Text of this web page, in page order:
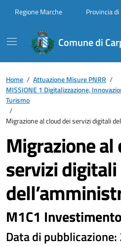
Regione Marche Provincia
Comune di
Home / Attuazione Misure PNRR /
MISSIONE 1 Digitalizzazione,
Turismo
/
Migrazione al cloud dei servizi digitali
Migrazione al
servizi digitali
M1C1
Data di